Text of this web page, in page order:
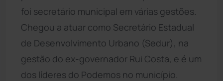
foi secretário municipal em várias gestões.
Chegou a atuar como Secretário Estadual
de Desenvolvimento Urbano (Sedur), na
gestão do ex-governador Rui Costa, e é um
dos líderes do Podemos no município.